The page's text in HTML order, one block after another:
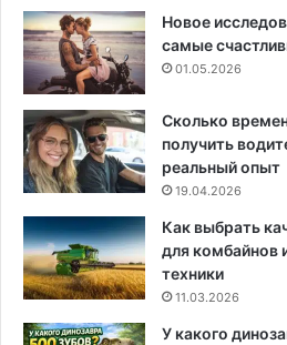
Новое
самые
01.05.2026
Сколько
получить
реальный опыт
19.04.2026
Как выбрать
для комбайнов
техники
11.03.2026
У какого